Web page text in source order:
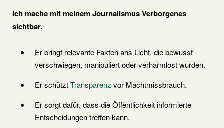
Ich mache mit meinem Journalismus Verborgenes
sichtbar.
Er bringt relevante Fakten ans Licht, die bewusst
verschwiegen, manipuliert oder verharmlost wurden.
Er schütztTransparenz vor Machtmissbrauch.
Er sorgt dafür, dass die Öffentlichkeit informierte
Entscheidungen treffen kann.